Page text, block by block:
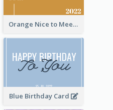
Orange Nice to Meet You Greeting Card
Blue Birthday Card